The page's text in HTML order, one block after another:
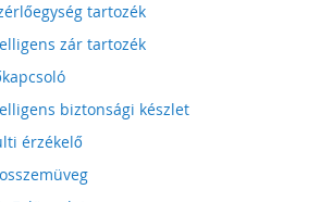
tartozék
zár tartozék
biztonsági készlet
érzékelő